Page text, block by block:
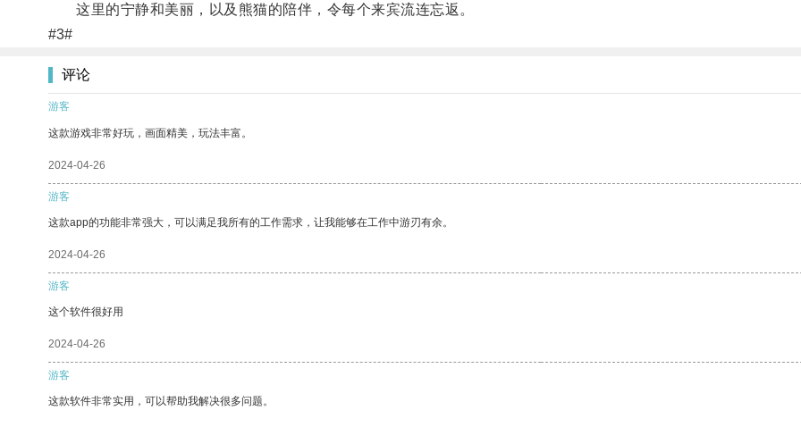
这里的宁静和美丽，以及熊猫的陪伴，令每个来宾流连忘返。
#3#
评论
游客
这款游戏非常好玩，画面精美，玩法丰富。
2024-04-26
游客
这款app的功能非常强大，可以满足我所有的工作需求，让我能够在工作中游刃有余。
2024-04-26
游客
这个软件很好用
2024-04-26
游客
这款软件非常实用，可以帮助我解决很多问题。